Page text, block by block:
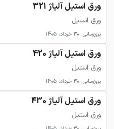
ورق استیل آلیاژ 321
ورق استیل
بروزرسانی: 30 خرداد، 1405
ورق استیل آلیاژ 420
ورق استیل
بروزرسانی: 30 خرداد، 1405
ورق استیل آلیاژ 430
ورق استیل